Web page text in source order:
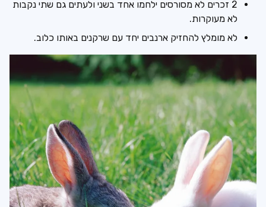
2 זכרים לא מסורסים ילחמו אחד בשני ולעתים גם שתי נקבות
לא מעוקרות.
לא מומלץ להחזיק ארנבים יחד עם שרקנים באותו כלוב.